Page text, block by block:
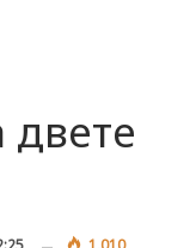
двете